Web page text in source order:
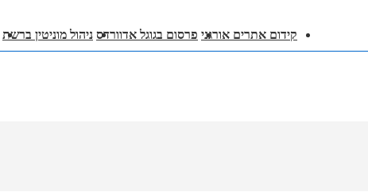
קידום אתרים אורגני פרסום בגוגל אדוורדס ניהול מוניטין ברשת